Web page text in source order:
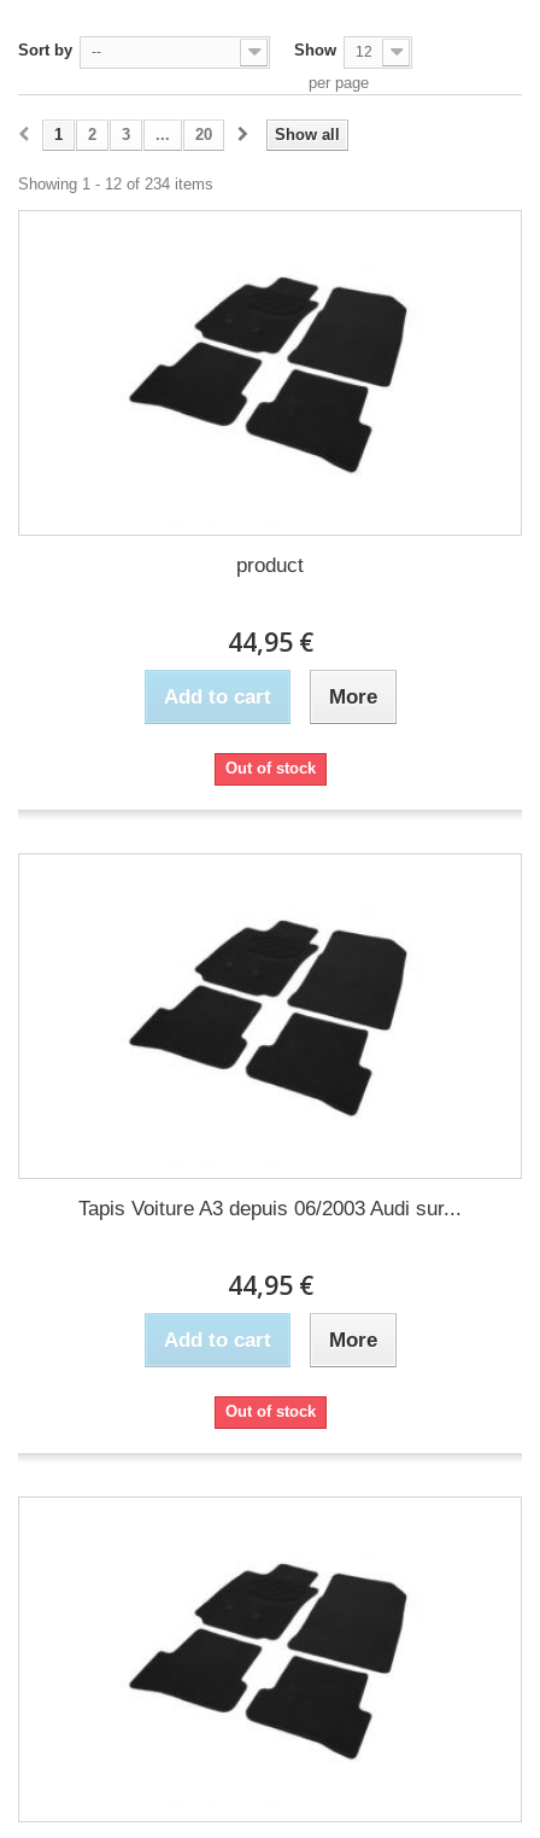
Sort by -- Show 12
per page
Show all
1 2 3 ... 20
Showing 1 - 12 of 234 items
product
44,95 €
Add to cart More
Out of stock
Tapis Voiture A3 depuis 06/2003 Audi sur...
44,95 €
Add to cart More
Out of stock